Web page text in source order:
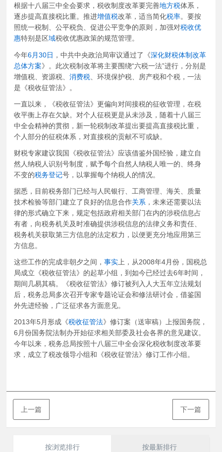
根据十八届三中全会要求，税收制度改革要完善地方税体系，
逐步提高直接税比重。推进增值税改革，适当简化税率。要按
照统一税制、公平税负、促进公平竞争的原则，加强对税收优
惠特别是区域税收优惠政策的规范管理。
今年6月30日 ，中共中央政治局审议通过了《深化财税体制改革
总体方案》。此次税制改革将主要围绕“六税一法”进行，分别是
增值税、资源税、消费税 、环境保护税、房产税和个税，一法
是《税收征管法》。
一直以来，《税收征管法》更偏向对间接税的征收管理，在税
收平衡上存在欠缺。对个人征税更是从未涉及，随着十八届三
中全会精神的贯彻，新一轮税制改革提出要提高直接税比重，
个人部分的征税体系，对直接税的贡献不可或缺。
财税专家建议我国《税收征管法》应该借鉴外国经验，建立自
然人纳税人识别号制度，赋予每个自然人纳税人唯一的、终身
不变的税务登记号，以掌握每个纳税人的情况。
据悉，目前税务部门已经与人民银行、工商管理、海关、质量
技术检验等部门建立了良好的信息合作关系 ，未来还需要以法
律的形式确立下来，规定包括政府相关部门在内的涉税信息占
有者，向税务机关及时准确提供涉税信息的法律义务和责任、
税务机关获取第三方信息的法定权力，以便更充分地应用第三
方信息。
这些工作的完成非朝夕之间，事实上，从2008年4月份，国税总
局成立《税收征管法》的起草小组，到如今已经过去6年时间，
期间几易其稿。《税收征管法》修订被列入人大五年立法规划
后，税务总局多次召开专家专题论证会和修法研讨会，借鉴国
外先进经验，广泛征求各方面意见。
2013年5月形成《税收征管法》修订案（送审稿）上报国务院，
6月份国务院法制办开始征求相关部委及社会各界的意见建议。
今年以来，税务总局按照十八届三中全会深化税收制度改革要
求，成立了税改领导小组和《税收征管法》修订工作小组。
上一篇 下一篇
按浏览排行 按最新排行